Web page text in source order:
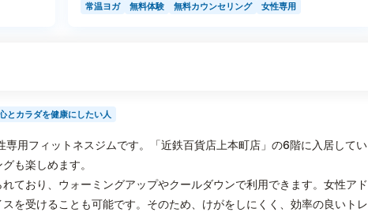
常温ヨガ 無料体験 無料カウンセリング 女性専用
とカラダを健康にしたい人
用フィットネスジムです。「近鉄百貨店上本町店」の6階に入居してい
も楽しめます。
ており、ウォーミングアップやクールダウンで利用できます。女性アド
を受けることも可能です。そのため、けがをしにくく、効率の良いトレ